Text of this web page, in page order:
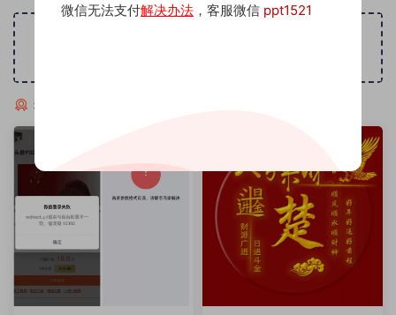
猜你喜欢
微信无法支付解决办法 ，客服微信 ppt1521